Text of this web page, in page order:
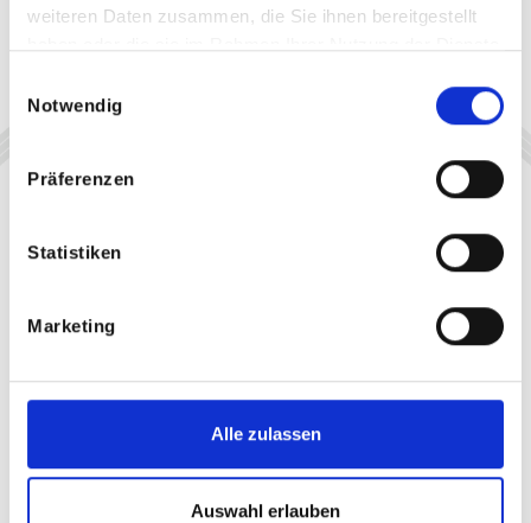
weiteren Daten zusammen, die Sie ihnen bereitgestellt
Notwendig
Präferenzen
Statistiken
Marketing
Alle zulassen
Auswahl erlauben